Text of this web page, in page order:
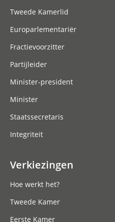
Tweede Kamerlid
Europarlementariër
Fractievoorzitter
Partijleider
Minister-president
Minister
Staatssecretaris
Integriteit
Verkiezingen
Hoe werkt het?
Tweede Kamer
Eerste Kamer